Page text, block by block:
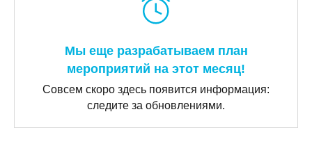
Мы еще разрабатываем план
мероприятий на этот месяц!
Совсем скоро здесь появится информация:
следите за обновлениями.